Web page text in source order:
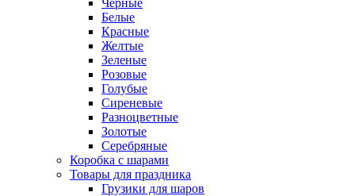
Черные
Белые
Красные
Желтые
Зеленые
Розовые
Голубые
Сиреневые
Разноцветные
Золотые
Серебряные
Коробка с шарами
Товары для праздника
Грузики для шаров